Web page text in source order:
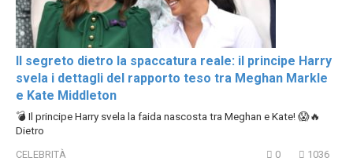
Il segreto dietro la spaccatura reale: il principe Harry
svela i dettagli del rapporto teso tra Meghan Markle
e Kate Middleton
💣 Il principe Harry svela la faida nascosta tra Meghan e Kate! 😱🔥
Dietro
CELEBRITÀ 0 1036